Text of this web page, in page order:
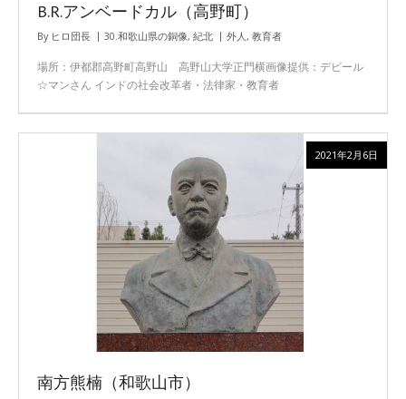
B.R.アンベードカル（高野町）
By ヒロ団長 30.和歌山県の銅像, 紀北 外人, 教育者
場所：伊都郡高野町高野山 高野山大学正門横画像提供：デビール
☆マンさん インドの社会改革者・法律家・教育者
南方熊楠（和歌山市）
2021年2月6日